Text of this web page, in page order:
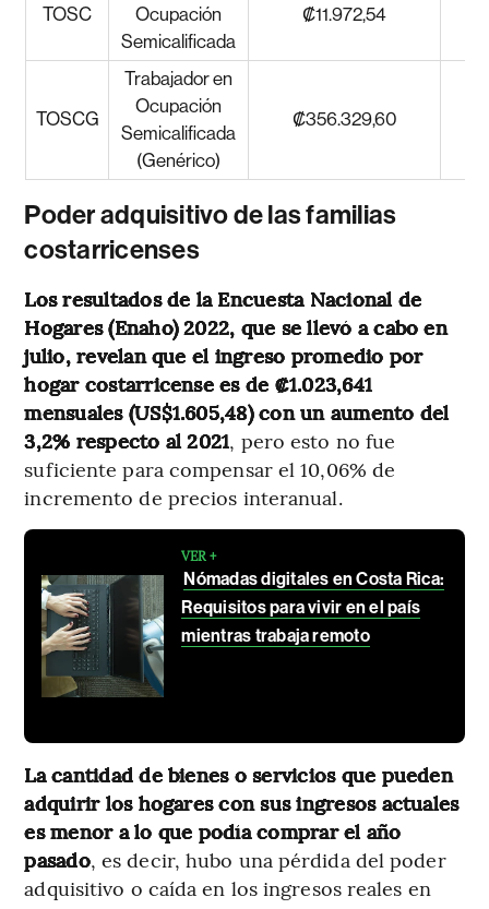
TOSC
Ocupación
Semicalificada
₡11.972,54
TOSCG
Trabajador en
Ocupación
Semicalificada
(Genérico)
₡356.329,60
Poder adquisitivo de las familias
costarricenses
Los resultados de la Encuesta Nacional de
Hogares (Enaho) 2022, que se llevó a cabo en
julio, revelan que el ingreso promedio por
hogar costarricense es de ₡1.023,641
mensuales (US$1.605,48) con un aumento del
3,2% respecto al 2021, pero esto no fue
suficiente para compensar el 10,06% de
incremento de precios interanual.
VER +
Nómadas digitales en Costa Rica:
Requisitos para vivir en el país
mientras trabaja remoto
La cantidad de bienes o servicios que pueden
adquirir los hogares con sus ingresos actuales
es menor a lo que podía comprar el año
pasado, es decir, hubo una pérdida del poder
adquisitivo o caída en los ingresos reales en